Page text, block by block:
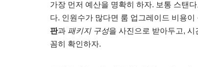
가장 먼저 예산을 명확히 하자. 보통 스탠
다. 인원수가 많다면 룸 업그레이드 비용
판과 패키지 구성을 사진으로 받아두고,
꼼히 확인하자.